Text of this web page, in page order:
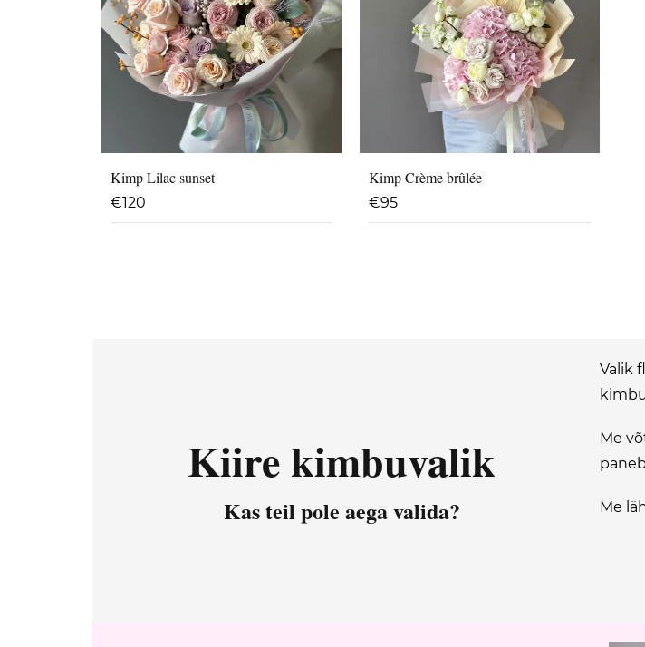
Kimp Lilac sunset
€120
Kimp Crème brûlée
€95
Kiire kimbuvalik
Kas teil pole aega valida?
Valik
Me
Me